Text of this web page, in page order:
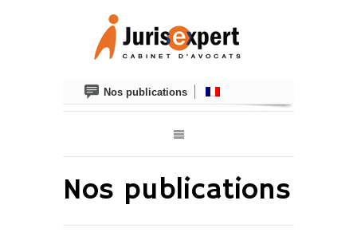
Nos publications
Nos publications